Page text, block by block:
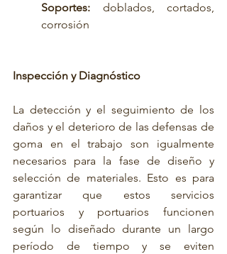
Soportes: doblados, cortados,
corrosión
Inspección y Diagnóstico
La detección y el seguimiento de los
daños y el deterioro de las defensas de
goma en el trabajo son igualmente
necesarios para la fase de diseño y
selección de materiales. Esto es para
garantizar que estos servicios
portuarios y portuarios funcionen
según lo diseñado durante un largo
período de tiempo y se eviten